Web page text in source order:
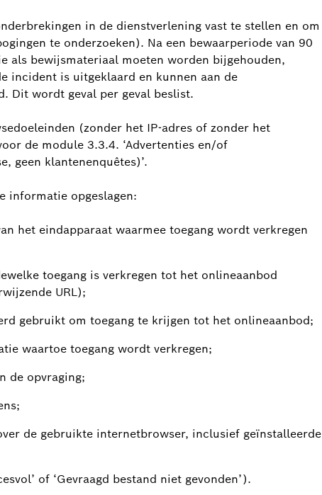
in de dienstverlening vast te stellen en om
te onderzoeken). Na een bewaarperiode van 90
als bewijsmateriaal moeten worden bijgehouden,
incident is uitgeklaard en kunnen aan de
Dit wordt geval per geval beslist.
(zonder het IP-adres of zonder het
de module 3.3.4. ‘Advertenties en/of
geen klantenenquêtes)’.
informatie opgeslagen:
het eindapparaat waarmee toegang wordt verkregen
toegang is verkregen tot het onlineaanbod
URL);
gebruikt om toegang te krijgen tot het onlineaanbod;
waartoe toegang wordt verkregen;
de opvraging;
de gebruikte internetbrowser, inclusief geïnstalleerde
of ‘Gevraagd bestand niet gevonden’).